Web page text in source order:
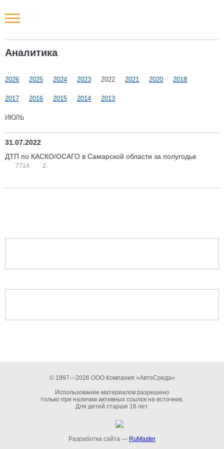
Аналитика
2026 2025 2024 2023 2022 2021 2020 2018
2017 2016 2015 2014 2013
ИЮЛЬ
31.07.2022
ДТП по КАСКО/ОСАГО в Самарской области за полугодье
7714 2
© 1997—2026 ООО Компания «АвтоСреда»
Использование материалов разрешено
только при наличии активных ссылок на источник.
Для детей старше 16 лет.
Разработка сайта — RuMaster
Новости РФ
Наши мероприятия
Статьи